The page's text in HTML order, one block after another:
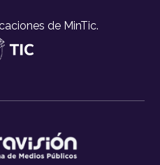
de MinTic.